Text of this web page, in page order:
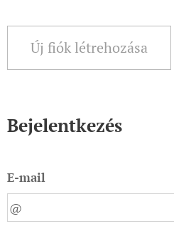
Új fiók létrehozása
Bejelentkezés
E-mail